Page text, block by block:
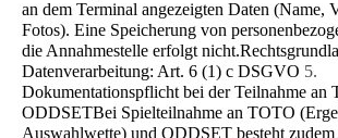
an dem Terminal angezeigten Daten (Name,
Fotos). Eine Speiche­rung von
die Annahmestelle erfolgt
Datenverarbeitung: Art. 6 (1) c DSGVO 5.
Dokumentationspflicht bei der Teilnahme an
ODDSETBei Spielteilnahme an TOTO
Auswahlwette) und ODDSET besteht